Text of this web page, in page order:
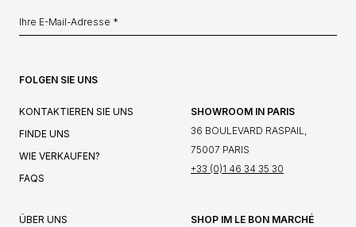
FOLGEN SIE UNS
KONTAKTIEREN SIE UNS
FINDE UNS
WIE VERKAUFEN?
FAQS
SHOWROOM IN PARIS
36 BOULEVARD RASPAIL,
75007 PARIS
+33 (0)1 46 34 35 30
ÜBER UNS
SHOP IM LE BON MARCHÉ